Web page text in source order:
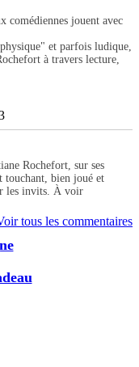
comédiennes jouent avec
et parfois ludique,
à travers lecture,
Rochefort, sur ses
touchant, bien joué et
les invits. À voir
tous les commentaires